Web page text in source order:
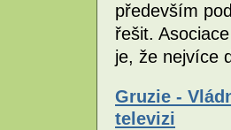
především
řešit.
je, že nejvíce
Gruzie -
televizi